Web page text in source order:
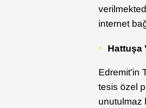
internet
Hattuşa
Edremit’in
tesis özel
unutulmaz